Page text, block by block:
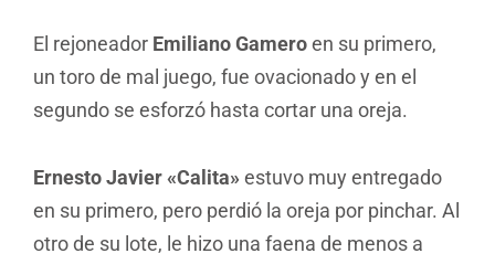
El rejoneador Emiliano Gameroen su primero,
un toro de mal juego, fue ovacionado y en el
segundo se esforzó hasta cortar una oreja.
Ernesto Javier «Calita» estuvo muy entregado
en su primero, pero perdió la oreja por pinchar. Al
otro de su lote, le hizo una faena de menos a